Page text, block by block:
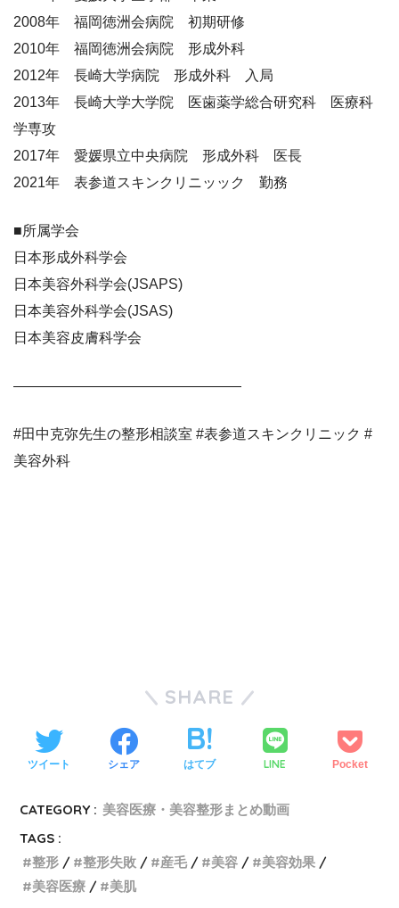
2008年 福岡徳洲会病院 初期研修
2010年 福岡徳洲会病院 形成外科
2012年 長崎大学病院 形成外科 入局
2013年 長崎大学大学院 医歯薬学総合研究科 医療科
学専攻
2017年 愛媛県立中央病院 形成外科 医長
2021年 表参道スキンクリニッック 勤務
■所属学会
日本形成外科学会
日本美容外科学会(JSAPS)
日本美容外科学会(JSAS)
日本美容皮膚科学会
————————————————
#田中克弥先生の整形相談室 #表参道スキンクリニック #
美容外科
SHARE
ツイート シェア はてブ LINE Pocket
CATEGORY : 美容医療・美容整形まとめ動画
TAGS :
整形
整形失敗 産毛 美容
美容効果
美容医療
美肌